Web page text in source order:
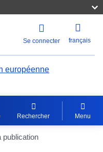
Se connecter français
européenne
Rechercher Menu
publication